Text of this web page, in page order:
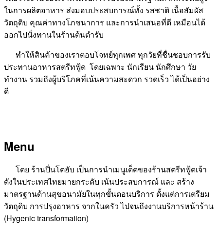
ในการผลิตอาหาร ส่งมอบประสบการณ์ทั้ง รสชาติ เนื้อสัมผัส
วัตถุดิบ คุณค่าทางโภชนาการ และการนำเสนอที่ดี เหมือนได้
ออกไปนั่งทานในร้านต้นตำรับ
ทำให้สินค้าของเราตอบโจทย์ทุกเพศ ทุกวัยที่ชื่นชอบการรับ
ประทานอาหารสตรีทฟู้ด โดยเฉพาะ นักเรียน นักศึกษา วัย
ทำงาน รวมถึงผู้บริโภคที่เน้นความสะดวก รวดเร็ว ได้เป็นอย่าง
ดี
Menu
โดย ร้านปิ่นโตฮับ เป็นการนำเมนูเด็ดของร้านสตรีทฟู้ดเจ้า
ดังในประเทศไทยมายกระดับ เน้นประสบการณ์ และ สร้าง
มาตรฐานด้านสุขอนามัยในทุกขั้นตอนบริการ ตั้งแต่การเตรียม
วัตถุดิบ การปรุงอาหาร จากในครัว ไปจนถึงงานบริการหน้าร้าน
(Hygenic transformation)